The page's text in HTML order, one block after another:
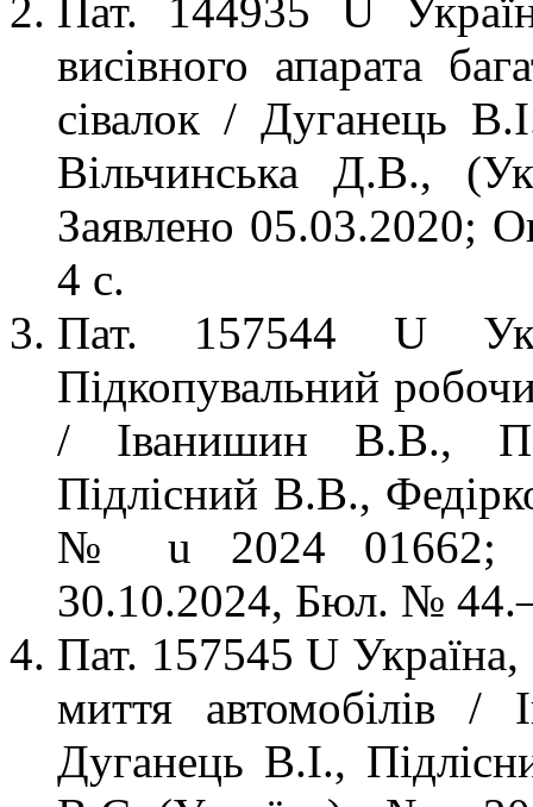
Пат. 144935 U
висівного апарата
сівалок / Дуганець
Вільчинська Д.В.,
Заявлено 05.03.2020;
4 с.
Пат. 157544 U
Підкопувальний
/ Іванишин В.В.,
Підлісний В.В.,
№ u 2024 01662;
30.10.2024, Бюл. №
Пат. 157545 U
миття автомобілів
Дуганець В.І.,